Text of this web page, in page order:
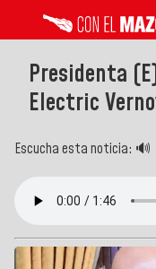
Presidenta
Electric
Escucha esta noticia: 🔊